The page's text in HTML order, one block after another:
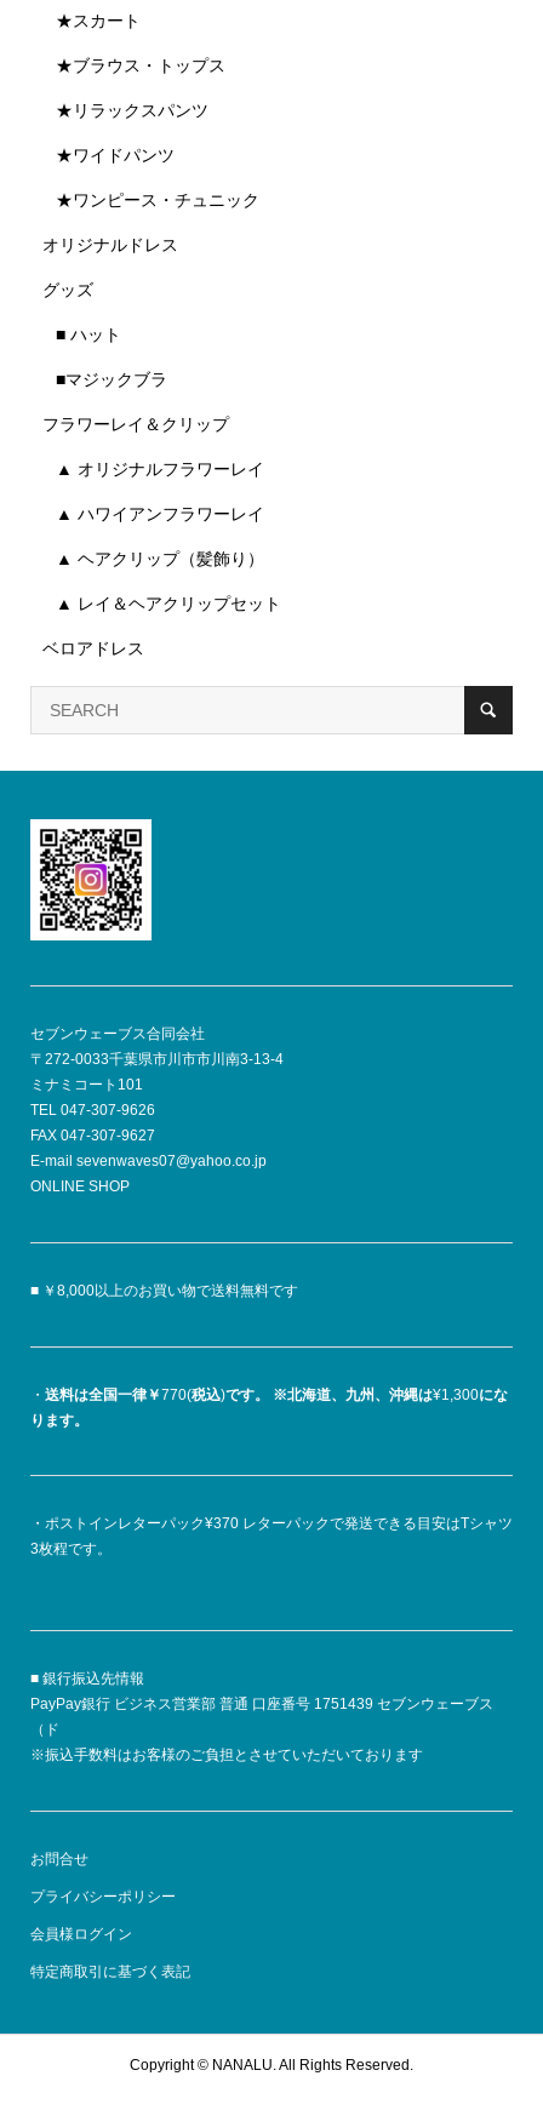
★スカート
★ブラウス・トップス
★リラックスパンツ
★ワイドパンツ
★ワンピース・チュニック
オリジナルドレス
グッズ
■ ハット
■マジックブラ
フラワーレイ＆クリップ
▲ オリジナルフラワーレイ
▲ ハワイアンフラワーレイ
▲ ヘアクリップ（髪飾り）
▲ レイ＆ヘアクリップセット
ベロアドレス
セブンウェーブス合同会社
〒272-0033千葉県市川市市川南3-13-4
ミナミコート101
TEL 047-307-9626
FAX 047-307-9627
E-mail sevenwaves07@yahoo.co.jp
ONLINE SHOP
■ ￥8,000以上のお買い物で送料無料です
・ 送料は全国一律￥770(税込)です。 ※北海道、九州、沖縄は¥1,300にな
ります。
・ポストインレターパック¥370 レターパックで発送できる目安はTシャツ
3枚程です。
■ 銀行振込先情報
PayPay銀行 ビジネス営業部 普通 口座番号 1751439 セブンウェーブス
（ド
※振込手数料はお客様のご負担とさせていただいております
お問合せ
プライバシーポリシー
会員様ログイン
特定商取引に基づく表記
Copyright © NANALU. All Rights Reserved.